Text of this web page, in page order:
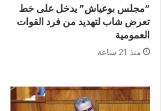
“مجلس بوعياش” يدخل على خط
تعرض شاب لتهديد من فرد القوات
العمومية
منذ 21 ساعة